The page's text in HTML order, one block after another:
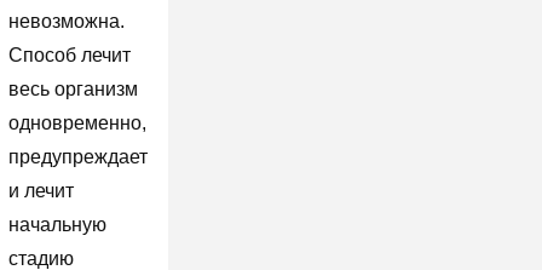
невозможна.
Способ лечит
весь организм
одновременно,
предупреждает
и лечит
начальную
стадию